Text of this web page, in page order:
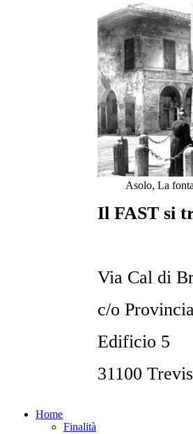
Home
Finalità
Asolo, La
Il FAST si
Via Cal di
c/o
Edificio 5
31100